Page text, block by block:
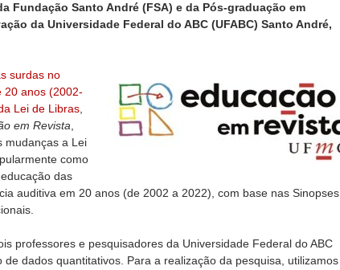
Fundação Santo André (FSA) e da Pós-graduação em
da Universidade Federal do ABC (UFABC) Santo André,
surdas no
20 anos (2002-
Lei de Libras
em Revista
mudanças a Lei
como
das
auditiva em 20 anos (de 2002 a 2022), com base nas Sinopses
professores e pesquisadores da Universidade Federal do ABC
de dados quantitativos. Para a realização da pesquisa, utilizamos